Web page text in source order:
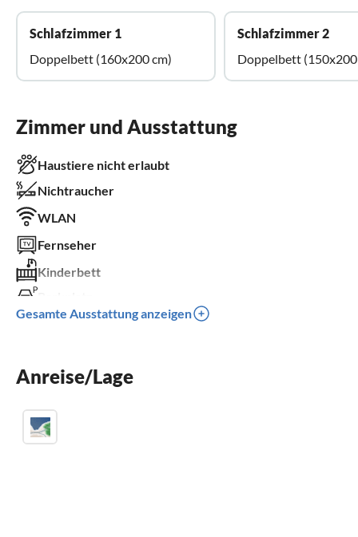
Schlafzimmer 1
Doppelbett (160x200 cm)
Schlafzimmer 2
Doppelbett (150x200
Zimmer und Ausstattung
Haustiere nicht erlaubt
Nichtraucher
WLAN
Fernseher
Kinderbett
Kinder willkommen
Gesamte Ausstattung anzeigen
Anreise/Lage